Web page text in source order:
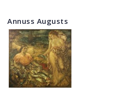
Annuss Augusts